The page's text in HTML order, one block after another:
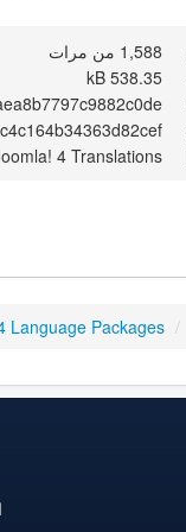
1,588 من مرات
538.35 kB
4 Translations
/
Language Packages